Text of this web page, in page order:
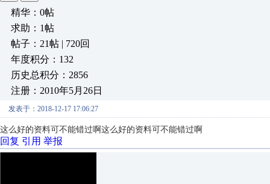
精华：0帖
求助：1帖
帖子：21帖 | 720回
年度积分：132
历史总积分：2856
注册：2010年5月26日
发表于：2018-12-17 17:06:27
这么好的资料可不能错过啊 这么好的资料可不能错过啊
回复 引用 举报